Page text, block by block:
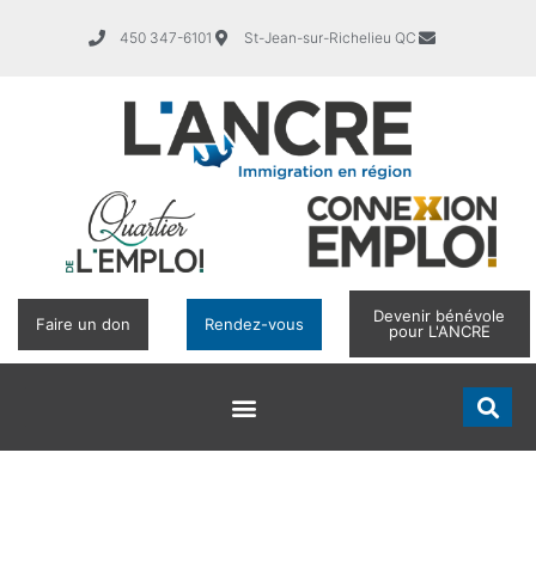
450 347-6101 St-Jean-sur-Richelieu QC
Faire un don Rendez-vous
Devenir bénévole
pour L'ANCRE